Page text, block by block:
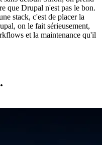
que Drupal n'est pas le bon.
stack, c'est de placer la
on le fait sérieusement,
et la maintenance qu'il
.